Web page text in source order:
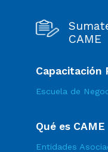
CAME
Capacitación
Escuela de
Qué es CAME
Entidades